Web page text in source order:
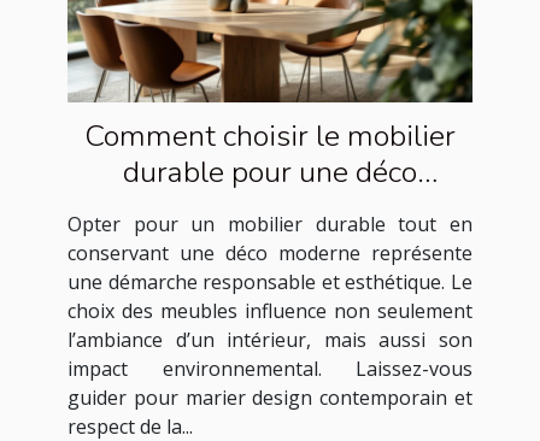
Comment choisir le mobilier
durable pour une déco
moderne ?
Opter pour un mobilier durable tout en
conservant une déco moderne représente
une démarche responsable et esthétique. Le
choix des meubles influence non seulement
l’ambiance d’un intérieur, mais aussi son
impact environnemental. Laissez-vous
guider pour marier design contemporain et
respect de la...